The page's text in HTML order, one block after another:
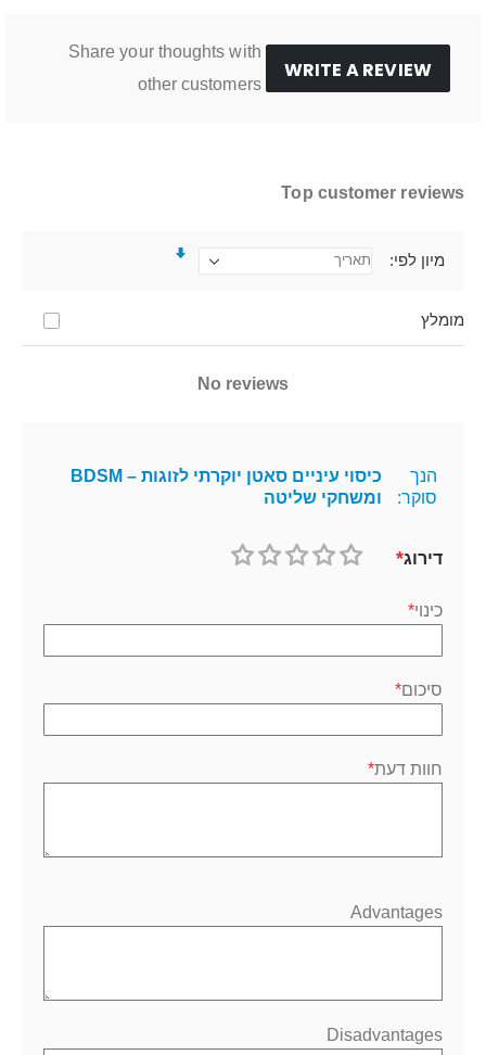
WRITE A REVIEW
Share your thoughts with
other customers
Top customer reviews
מומלץ
מיון לפי
No reviews
הנך
סוקר:
כיסוי עיניים סאטן יוקרתי לזוגות – BDSM
ומשחקי שליטה
דירוג
כינוי
סיכום
חוות דעת
Advantages
Disadvantages